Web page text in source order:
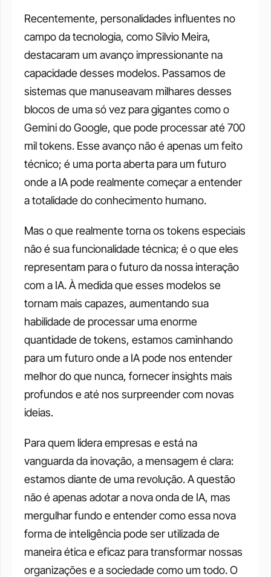
Recentemente, personalidades influentes no
campo da tecnologia, como Silvio Meira,
destacaram um avanço impressionante na
capacidade desses modelos. Passamos de
sistemas que manuseavam milhares desses
blocos de uma só vez para gigantes como o
Gemini do Google, que pode processar até 700
mil tokens. Esse avanço não é apenas um feito
técnico; é uma porta aberta para um futuro
onde a IA pode realmente começar a entender
a totalidade do conhecimento humano.
Mas o que realmente torna os tokens especiais
não é sua funcionalidade técnica; é o que eles
representam para o futuro da nossa interação
com a IA. À medida que esses modelos se
tornam mais capazes, aumentando sua
habilidade de processar uma enorme
quantidade de tokens, estamos caminhando
para um futuro onde a IA pode nos entender
melhor do que nunca, fornecer insights mais
profundos e até nos surpreender com novas
ideias.
Para quem lidera empresas e está na
vanguarda da inovação, a mensagem é clara:
estamos diante de uma revolução. A questão
não é apenas adotar a nova onda de IA, mas
mergulhar fundo e entender como essa nova
forma de inteligência pode ser utilizada de
maneira ética e eficaz para transformar nossas
organizações e a sociedade como um todo. O